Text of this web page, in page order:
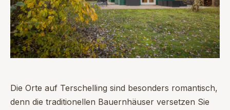
Die Orte auf Terschelling sind besonders romantisch,
denn die traditionellen Bauernhäuser versetzen Sie